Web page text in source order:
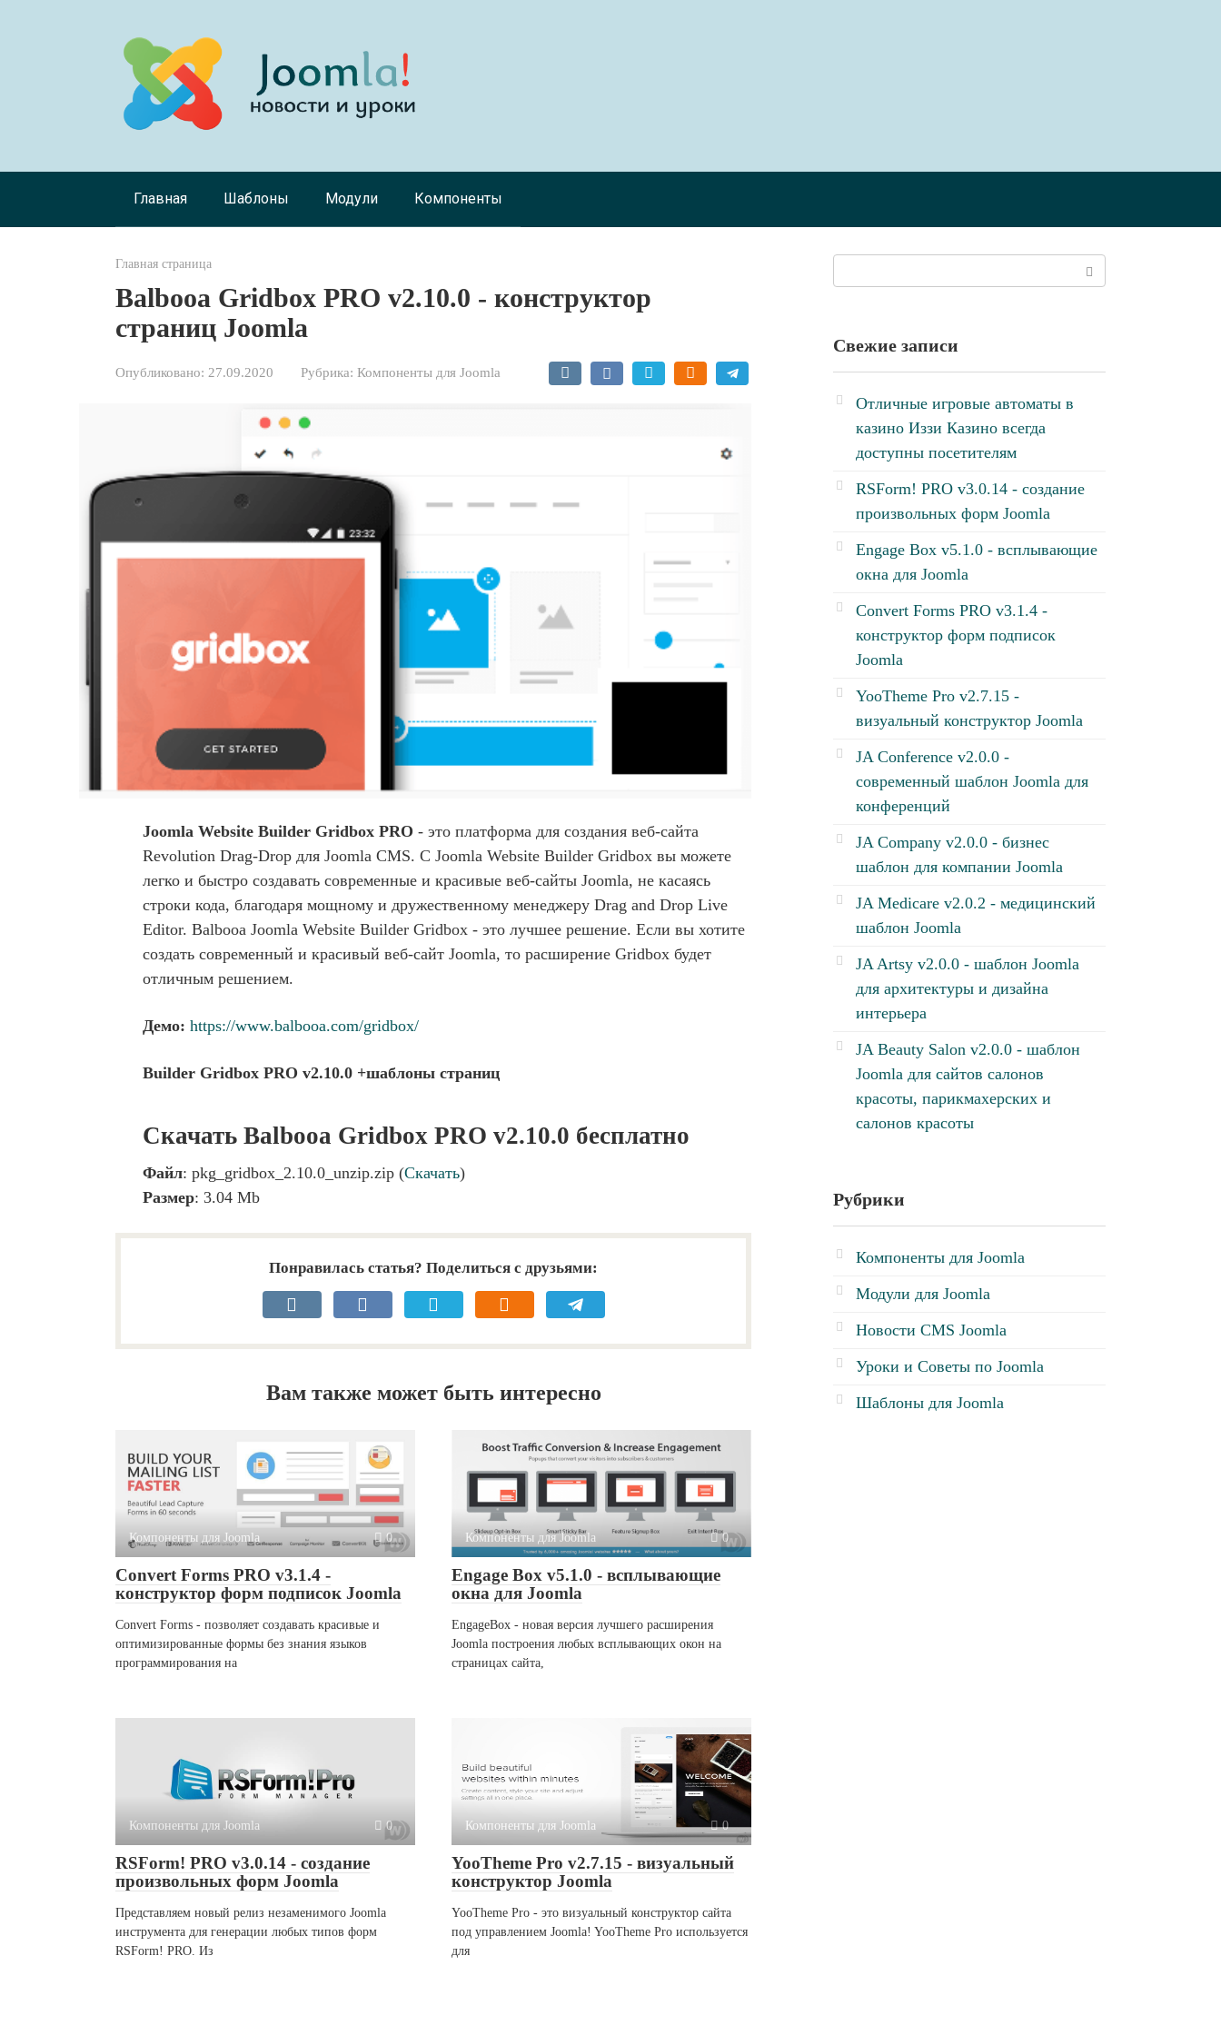
Главная Шаблоны Модули Компоненты
Главная страница
Balbooa Gridbox PRO v2.10.0 - конструктор
страниц Joomla
Опубликовано: 27.09.2020 Рубрика: Компоненты для Joomla
Joomla Website Builder Gridbox PRO - это платформа для создания веб-сайта
Revolution Drag-Drop для Joomla CMS. С Joomla Website Builder Gridbox вы можете
легко и быстро создавать современные и красивые веб-сайты Joomla, не касаясь
строки кода, благодаря мощному и дружественному менеджеру Drag and Drop Live
Editor. Balbooa Joomla Website Builder Gridbox - это лучшее решение. Если вы хотите
создать современный и красивый веб-сайт Joomla, то расширение Gridbox будет
отличным решением.
Демо: https://www.balbooa.com/gridbox/
Builder Gridbox PRO v2.10.0 +шаблоны страниц
Скачать Balbooa Gridbox PRO v2.10.0 бесплатно
Файл: pkg_gridbox_2.10.0_unzip.zip (Скачать)
Размер: 3.04 Mb
Понравилась статья? Поделиться с друзьями:
Вам также может быть интересно
Компоненты для Joomla 0
Convert Forms PRO v3.1.4 -
конструктор форм подписок Joomla
Convert Forms - позволяет создавать красивые и
оптимизированные формы без знания языков
программирования на
Компоненты для Joomla 0
Engage Box v5.1.0 - всплывающие
окна для Joomla
EngageBox - новая версия лучшего расширения
Joomla построения любых всплывающих окон на
страницах сайта,
Компоненты для Joomla 0
RSForm! PRO v3.0.14 - создание
произвольных форм Joomla
Представляем новый релиз незаменимого Joomla
инструмента для генерации любых типов форм
RSForm! PRO. Из
Компоненты для Joomla 0
YooTheme Pro v2.7.15 - визуальный
конструктор Joomla
YooTheme Pro - это визуальный конструктор сайта
под управлением Joomla! YooTheme Pro используется
для
Свежие записи
Отличные игровые автоматы в
казино Иззи Казино всегда
доступны посетителям
RSForm! PRO v3.0.14 - создание
произвольных форм Joomla
Engage Box v5.1.0 - всплывающие
окна для Joomla
Convert Forms PRO v3.1.4 -
конструктор форм подписок
Joomla
YooTheme Pro v2.7.15 -
визуальный конструктор Joomla
JA Conference v2.0.0 -
современный шаблон Joomla для
конференций
JA Company v2.0.0 - бизнес
шаблон для компании Joomla
JA Medicare v2.0.2 - медицинский
шаблон Joomla
JA Artsy v2.0.0 - шаблон Joomla
для архитектуры и дизайна
интерьера
JA Beauty Salon v2.0.0 - шаблон
Joomla для сайтов салонов
красоты, парикмахерских и
салонов красоты
Рубрики
Компоненты для Joomla
Модули для Joomla
Новости CMS Joomla
Уроки и Советы по Joomla
Шаблоны для Joomla